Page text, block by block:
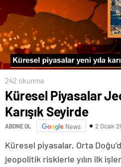
242 okunma
Küresel Piyasalar
Karışık Seyirde
ABONE OL News 2 Ocak
Küresel piyasalar, Orta
jeopolitik risklerle yılın ilk